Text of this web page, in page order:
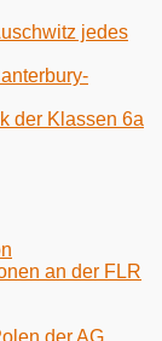
jedes
der Klassen 6a
an der FLR
der AG